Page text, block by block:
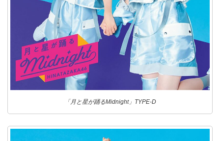
「月と星が踊るMidnight」TYPE-D